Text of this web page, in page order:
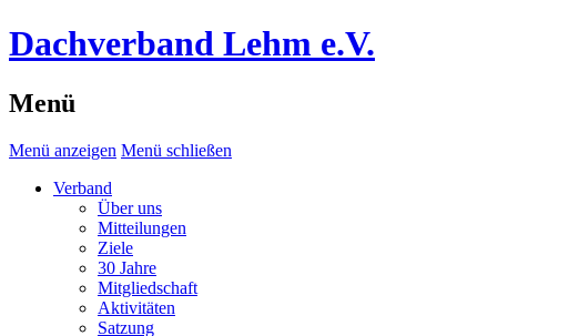
Dachverband Lehm e.V.
Menü
Menü anzeigen Menü schließen
Verband
Über uns
Mitteilungen
Ziele
30 Jahre
Mitgliedschaft
Aktivitäten
Satzung